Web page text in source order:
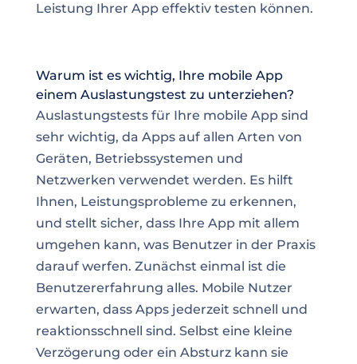
Leistung Ihrer App effektiv testen können.
Warum ist es wichtig, Ihre mobile App
einem Auslastungstest zu unterziehen?
Auslastungstests für Ihre mobile App sind
sehr wichtig, da Apps auf allen Arten von
Geräten, Betriebssystemen und
Netzwerken verwendet werden. Es hilft
Ihnen, Leistungsprobleme zu erkennen,
und stellt sicher, dass Ihre App mit allem
umgehen kann, was Benutzer in der Praxis
darauf werfen. Zunächst einmal ist die
Benutzererfahrung alles. Mobile Nutzer
erwarten, dass Apps jederzeit schnell und
reaktionsschnell sind. Selbst eine kleine
Verzögerung oder ein Absturz kann sie